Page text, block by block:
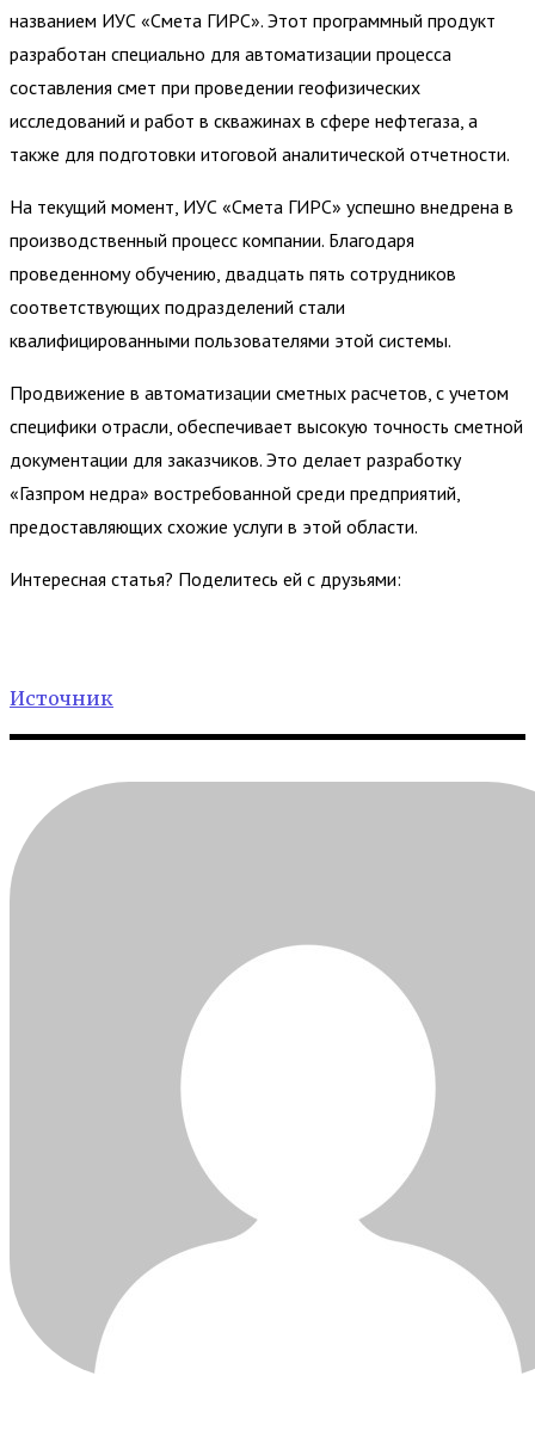
названием ИУС «Смета ГИРС». Этот программный продукт
разработан специально для автоматизации процесса
составления смет при проведении геофизических
исследований и работ в скважинах в сфере нефтегаза, а
также для подготовки итоговой аналитической отчетности.
На текущий момент, ИУС «Смета ГИРС» успешно внедрена в
производственный процесс компании. Благодаря
проведенному обучению, двадцать пять сотрудников
соответствующих подразделений стали
квалифицированными пользователями этой системы.
Продвижение в автоматизации сметных расчетов, с учетом
специфики отрасли, обеспечивает высокую точность сметной
документации для заказчиков. Это делает разработку
«Газпром недра» востребованной среди предприятий,
предоставляющих схожие услуги в этой области.
Интересная статья? Поделитесь ей с друзьями:
Источник